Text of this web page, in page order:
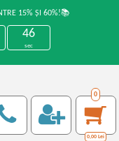
15% ȘI 60%!📚
46
sec
0
0,00 Lei